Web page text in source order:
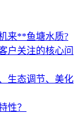
来**鱼塘水质?
户关注的核心问
生态调节、美化
性？